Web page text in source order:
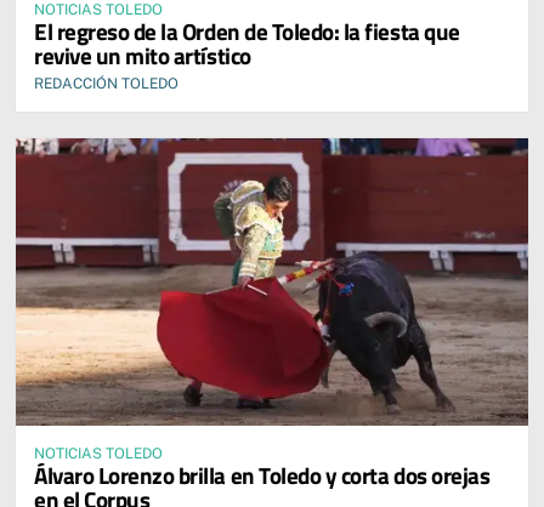
NOTICIAS TOLEDO
El regreso de la Orden de Toledo: la fiesta que
revive un mito artístico
REDACCIÓN TOLEDO
NOTICIAS TOLEDO
Álvaro Lorenzo brilla en Toledo y corta dos orejas
en el Corpus